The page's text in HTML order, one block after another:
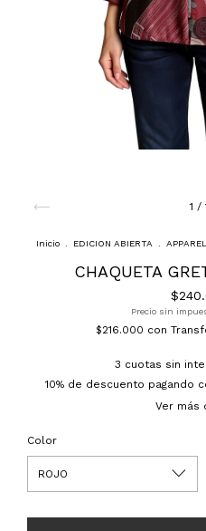
1 /
Inicio EDICION ABIERTA APPAREL
CHAQUETA
Precio sin
$216.000 con
3 cuotas sin
10% de descuento pagando
Ver más
Color